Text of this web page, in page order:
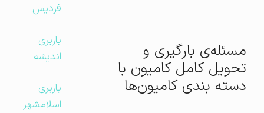
مسئله‌ی بارگیری و
تحویل کامل کامیون با
دسته بندی کامیون‌ها
فردیس
باربری
اندیشه
باربری
اسلامشهر